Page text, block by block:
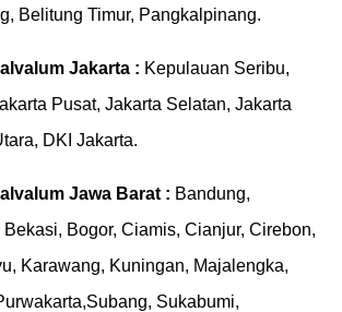
Belitung Timur, Pangkalpinang.
Jakarta : Kepulauan Seribu,
Pusat, Jakarta Selatan, Jakarta
DKI Jakarta.
Jawa Barat : Bandung,
Bogor, Ciamis, Cianjur, Cirebon,
Karawang, Kuningan, Majalengka,
Sukabumi,